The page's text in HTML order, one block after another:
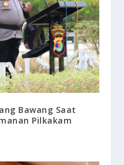
Bawang Saat
Pilkakam